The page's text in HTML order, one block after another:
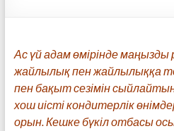
Ас үй адам өмірінде маңызды
жайлылық пен жайлылыққа
пен бақыт сезімін
хош иісті кондитерлік
орын. Кешке бүкіл отбасы